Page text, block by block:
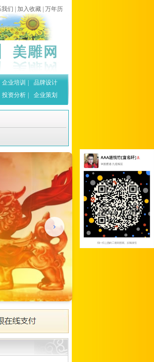
我们 加入收藏 万年历
企业培训
品牌设计
投资分析
企业策划